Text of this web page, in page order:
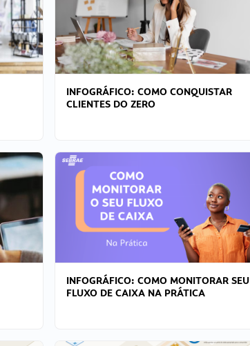
INFOGRÁFICO: COMO CONQUISTAR
CLIENTES DO ZERO
INFOGRÁFICO: COMO MONITORAR SEU
FLUXO DE CAIXA NA PRÁTICA